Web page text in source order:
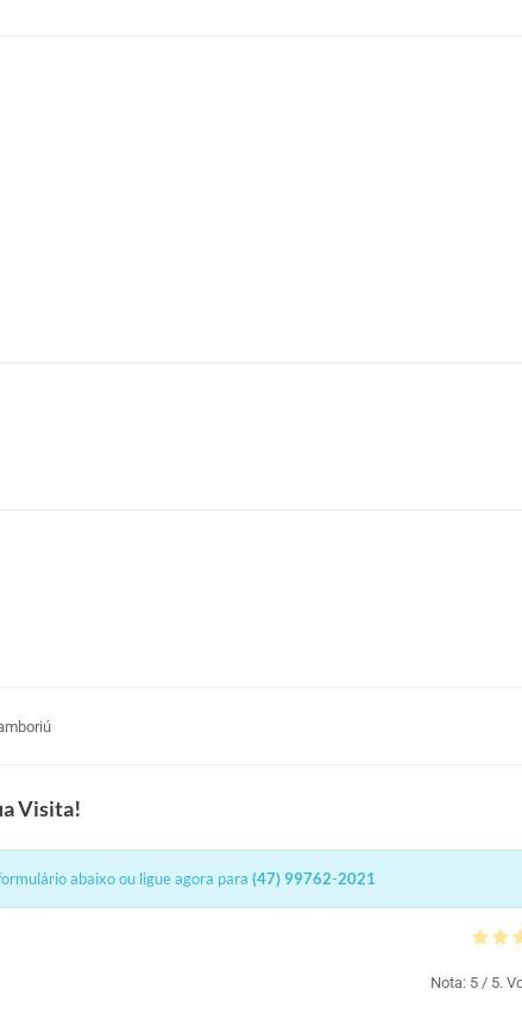
Visita!
abaixo ou ligue agora para (47) 99762-2021
Nota: 5 / 5.